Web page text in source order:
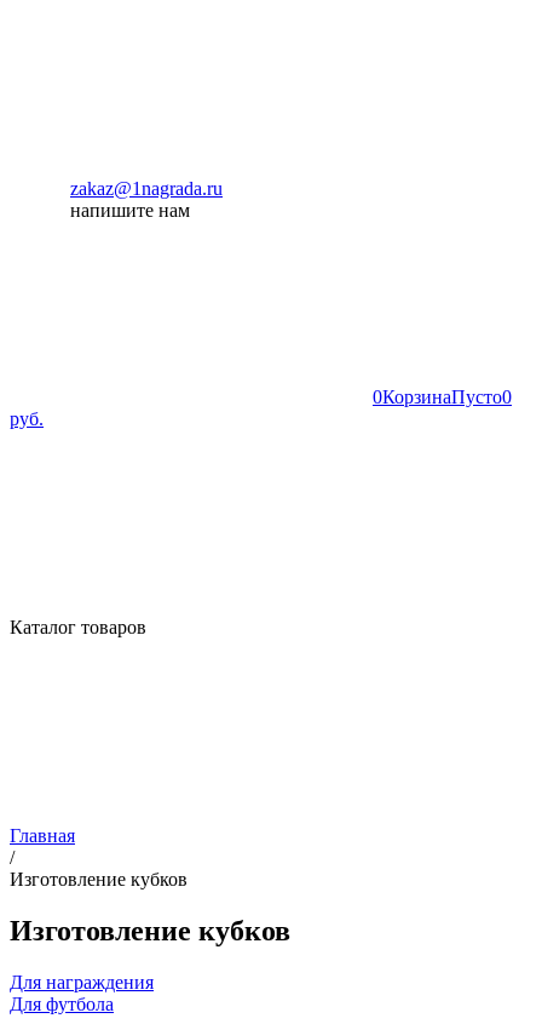
zakaz@1nagrada.ru
напишите нам
0КорзинаПусто0
руб.
Каталог товаров
Главная
/
Изготовление кубков
Изготовление кубков
Для награждения
Для футбола